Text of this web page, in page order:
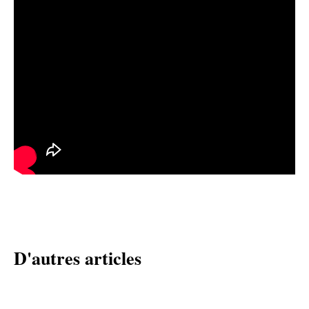
D'autres articles